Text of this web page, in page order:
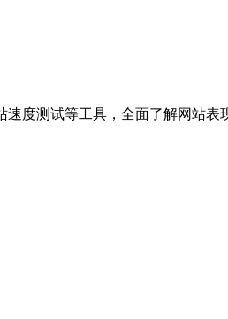
度测试等工具，全面了解网站表